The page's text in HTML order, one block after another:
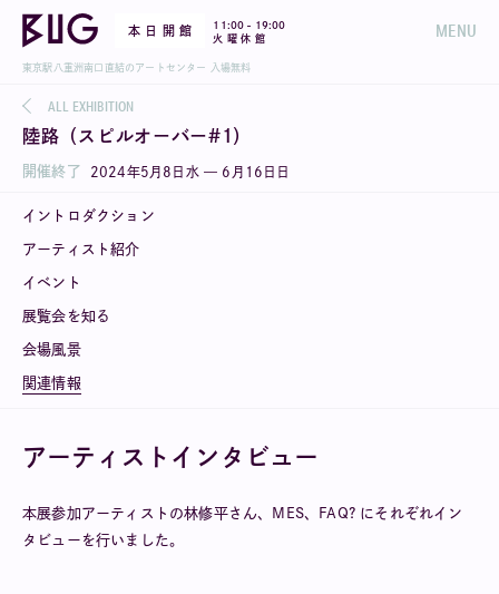
本 日 開 館 11:00 - 19:00
火 曜 休 館
MENU
東京駅八重洲南口直結のアートセンター 入場無料
ALL EXHIBITION
陸路（スピルオーバー#1）
開催終了 2024年5 月 8 日 水— 6 月 16 日 日
イントロダクション
アーティスト紹介
イベント
展覧会を知る
会場風景
関連情報
アーティストインタビュー
本展参加アーティストの林修平さん、MES、FAQ? にそれぞれイン
タビューを行いました。